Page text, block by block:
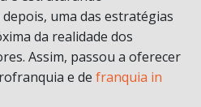
uma das estratégias
da realidade dos
Assim, passou a oferecer
e de franquia in